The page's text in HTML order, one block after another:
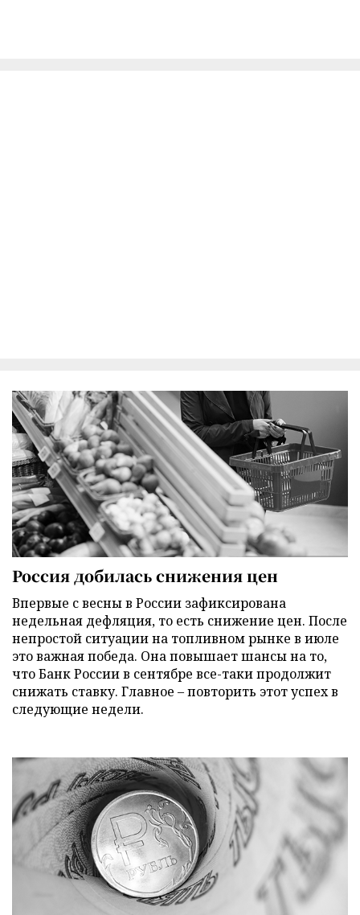
Россия добилась снижения цен
Впервые с весны в России зафиксирована
недельная дефляция, то есть снижение цен. После
непростой ситуации на топливном рынке в июле
это важная победа. Она повышает шансы на то,
что Банк России в сентябре все-таки продолжит
снижать ставку. Главное – повторить этот успех в
следующие недели.